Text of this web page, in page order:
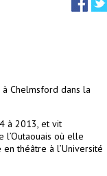
Chelmsford dans la
à 2013, et vit
l’Outaouais où elle
théâtre à l’Université